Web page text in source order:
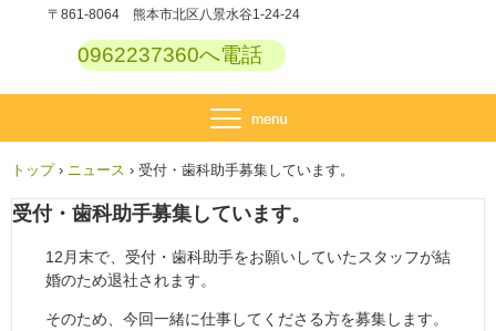
〒861-8064 熊本市北区八景水谷1-24-24
0962237360へ電話
トップ › ニュース › 受付・歯科助手募集しています。
受付・歯科助手募集しています。
12月末で、受付・歯科助手をお願いしていたスタッフが結
婚のため退社されます。
そのため、今回一緒に仕事してくださる方を募集します。